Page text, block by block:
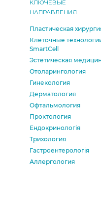
КЛЮЧЕВЫЕ
НАПРАВЛЕНИЯ
Пластическая
Клеточные
SmartCell
Эстетическая
Отоларингология
Гинекология
Дерматология
Офтальмология
Проктология
Ендокринологія
Трихология
Гастроентерологія
Аллергология